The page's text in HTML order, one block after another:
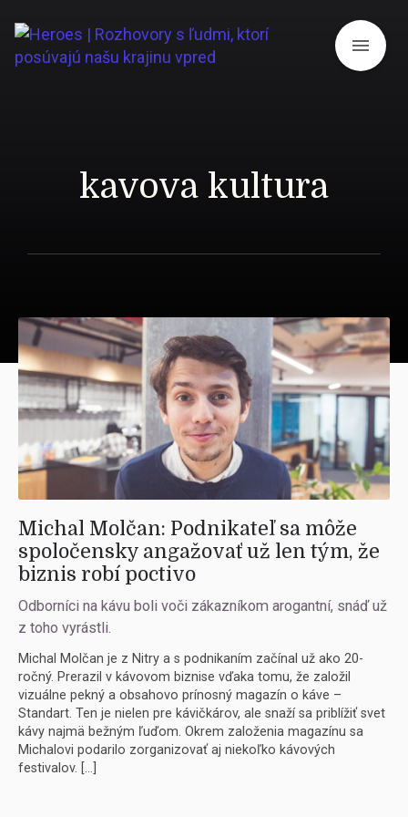
menu
kavova kultura
Michal Molčan: Podnikateľ sa môže
spoločensky angažovať už len tým, že
biznis robí poctivo
Odborníci na kávu boli voči zákazníkom arogantní, snáď už
z toho vyrástli.
Michal Molčan je z Nitry a s podnikaním začínal už ako 20-
ročný. Prerazil v kávovom biznise vďaka tomu, že založil
vizuálne pekný a obsahovo prínosný magazín o káve –
Standart. Ten je nielen pre kávičkárov, ale snaží sa priblížiť svet
kávy najmä bežným ľuďom. Okrem založenia magazínu sa
Michalovi podarilo zorganizovať aj niekoľko kávových
festivalov. […]